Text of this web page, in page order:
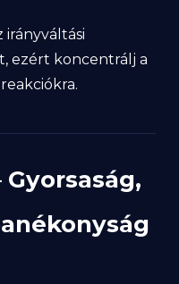
irányváltási
ezért koncentrálj a